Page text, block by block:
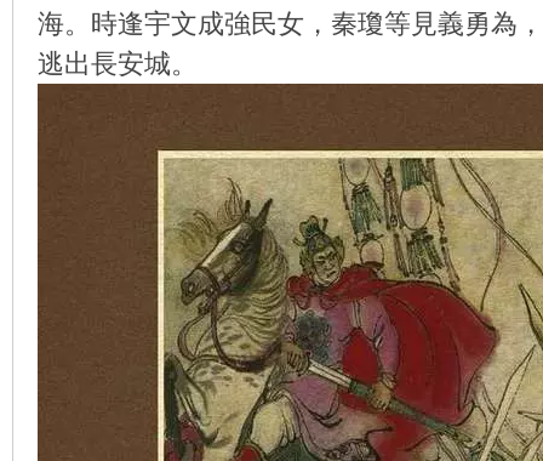
海。時逢宇文成強民女，秦瓊等見義勇為
逃出長安城。